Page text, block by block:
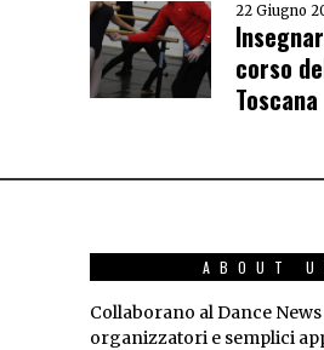
22 Giugno
corso
Toscana
ABOUT
Collaborano al Dance
organizzatori e semplici